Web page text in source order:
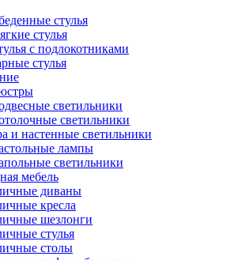
стулья
стулья
с подлокотниками
стулья
светильники
светильники
и настенные светильники
лампы
светильники
мебель
диваны
кресла
шезлонги
стулья
столы